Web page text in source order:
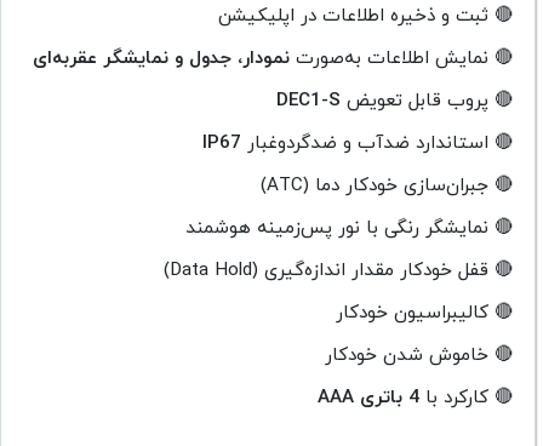
🔴 ثبت و ذخیره اطلاعات در اپلیکیشن
🔴 نمایش اطلاعات به‌صورتنمودار، جدول و نمایشگر عقربه‌ای
🔴 پروب قابل تعویض DEC1-S
🔴 استاندارد ضدآب و ضدگردوغبار IP67
🔴 جبران‌سازی خودکار دما (ATC)
🔴 نمایشگر رنگی با نور پس‌زمینه هوشمند
🔴 قفل خودکار مقدار اندازه‌گیری (Data Hold)
🔴 کالیبراسیون خودکار
🔴 خاموش شدن خودکار
🔴 کارکرد با4 باتری AAA